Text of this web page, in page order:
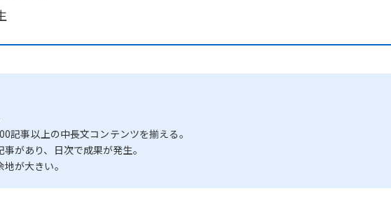
記事以上の中長文コンテンツを揃える。
があり、日次で成果が発生。
が大きい。